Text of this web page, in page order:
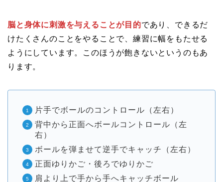
脳と身体に刺激を与えることが目的であり、できるだ
けたくさんのことをやることで、練習に幅をもたせる
ようにしています。このほうが飽きないというのもあ
ります。
片手でボールのコントロール（左右）
背中から正面へボールコントロール（左
右）
ボールを弾ませて逆手でキャッチ（左右）
正面ゆりかご・後ろでゆりかご
肩より上で手から手へキャッチボール